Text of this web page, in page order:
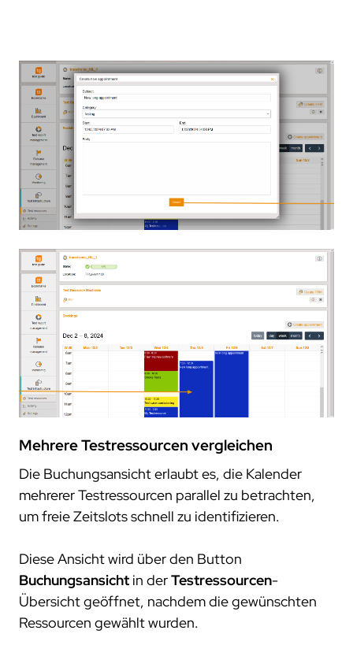
Mehrere Testressourcen vergleichen
Die Buchungsansicht erlaubt es, die Kalender
mehrerer Testressourcen parallel zu betrachten,
um freie Zeitslots schnell zu identifizieren.
Diese Ansicht wird über den Button
Buchungsansicht in derTestressourcen-
Übersicht geöffnet, nachdem die gewünschten
Ressourcen gewählt wurden.